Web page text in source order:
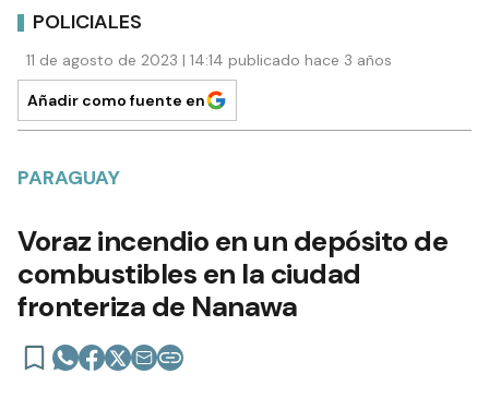
POLICIALES
11 de agosto de 2023 | 14:14 publicado hace 3 años
Añadir como fuente en
PARAGUAY
Voraz incendio en un depósito de
combustibles en la ciudad
fronteriza de Nanawa